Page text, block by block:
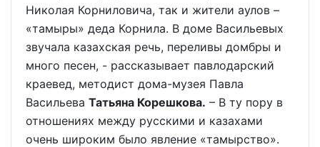
Николая Корниловича, так и жители аулов –
«тамыры» деда Корнила. В доме Васильевых
звучала казахская речь, переливы домбры и
много песен, - рассказывает павлодарский
краевед, методист дома-музея Павла
Васильева Татьяна Корешкова. – В ту пору в
отношениях между русскими и казахами
очень широким было явление «тамырство».